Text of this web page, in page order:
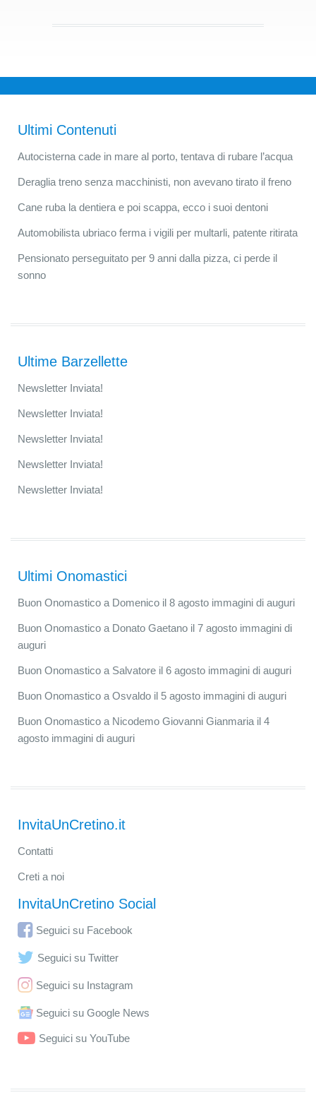
Ultimi Contenuti
Autocisterna cade in mare al porto, tentava di rubare l’acqua
Deraglia treno senza macchinisti, non avevano tirato il freno
Cane ruba la dentiera e poi scappa, ecco i suoi dentoni
Automobilista ubriaco ferma i vigili per multarli, patente ritirata
Pensionato perseguitato per 9 anni dalla pizza, ci perde il
sonno
Ultime Barzellette
Newsletter Inviata!
Newsletter Inviata!
Newsletter Inviata!
Newsletter Inviata!
Newsletter Inviata!
Ultimi Onomastici
Buon Onomastico a Domenico il 8 agosto immagini di auguri
Buon Onomastico a Donato Gaetano il 7 agosto immagini di
auguri
Buon Onomastico a Salvatore il 6 agosto immagini di auguri
Buon Onomastico a Osvaldo il 5 agosto immagini di auguri
Buon Onomastico a Nicodemo Giovanni Gianmaria il 4
agosto immagini di auguri
InvitaUnCretino.it
Contatti
Creti a noi
InvitaUnCretino Social
Seguici su Facebook
Seguici su Twitter
Seguici su Instagram
Seguici su Google News
Seguici su YouTube